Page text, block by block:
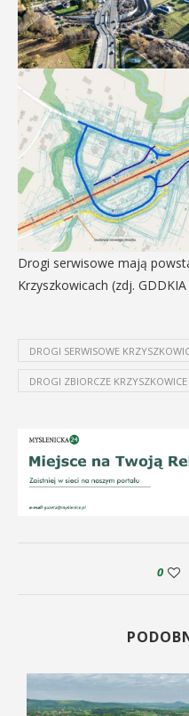
Drogi serwisowe mają
Krzyszkowicach (zdj.
DROGI SERWISOWE
DROGI ZBIORCZE KRZYSZKOWICE
0